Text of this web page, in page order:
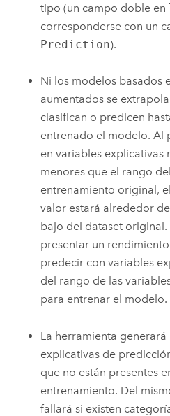
tipo (un campo doble en
corresponderse con un
Prediction).
Ni los modelos basados
aumentados se
clasifican o predicen
entrenado el modelo. Al
en variables explicativas
menores que el rango
entrenamiento original,
valor estará alrededor
bajo del dataset
presentar un
predecir con variables
del rango de las
para entrenar el modelo.
La herramienta
explicativas de
que no están presentes
entrenamiento. Del
fallará si existen